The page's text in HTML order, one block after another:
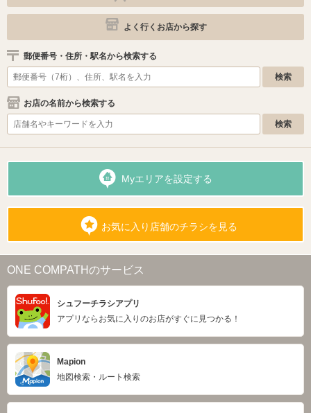
よく行くお店から探す
郵便番号・住所・駅名から検索する
お店の名前から検索する
Myエリアを設定する
お気に入り店舗のチラシを見る
ONE COMPATHのサービス
シュフーチラシアプリ
アプリならお気に入りのお店がすぐに見つかる！
Mapion
地図検索・ルート検索